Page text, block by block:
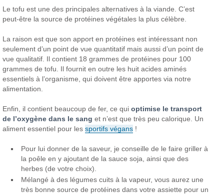
Le tofu est une des principales alternatives à la viande. C’est
peut-être la source de protéines végétales la plus célèbre.
La raison est que son apport en protéines est intéressant non
seulement d’un point de vue quantitatif mais aussi d’un point de
vue qualitatif. Il contient 18 grammes de protéines pour 100
grammes de tofu. Il fournit en outre les huit acides aminés
essentiels à l’organisme, qui doivent être apportes via notre
alimentation.
Enfin, il contient beaucoup de fer, ce quioptimise le transport
de l’oxygène dans le sang et n’est que très peu calorique. Un
aliment essentiel pour lessportifs végans !
Pour lui donner de la saveur, je conseille de le faire griller à
la poêle en y ajoutant de la sauce soja, ainsi que des
herbes (de votre choix).
Mélangé à des légumes cuits à la vapeur, vous aurez une
très bonne source de protéines dans votre assiette pour un